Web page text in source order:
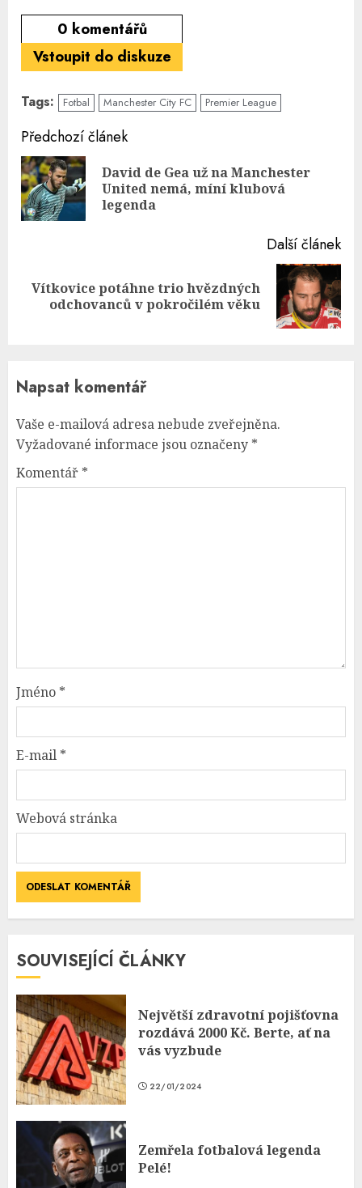
0 komentářů
Vstoupit do diskuze
Tags: Fotbal Manchester City FC Premier League
Continue
Reading
Předchozí článek
David de Gea už na Manchester
United nemá, míní klubová
legenda
Další článek
Next
post:
Vítkovice potáhne trio hvězdných
odchovanců v pokročilém věku
Napsat komentář
Vaše e-mailová adresa nebude zveřejněna.
Vyžadované informace jsou označeny *
Komentář *
Jméno *
E-mail *
Webová stránka
SOUVISEJÍCÍ ČLÁNKY
Největší zdravotní pojišťovna
rozdává 2000 Kč. Berte, ať na
vás vyzbude
22/01/2024
Zemřela fotbalová legenda
Pelé!